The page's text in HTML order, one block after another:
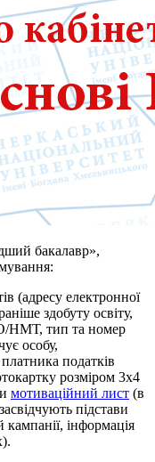
бакалавр»,
(адресу електронної
здобуту освіту,
НМТ, тип та номер
особу,
податків
розміром 3х4
мотиваційний лист (в
підстави
кампанії, інформація